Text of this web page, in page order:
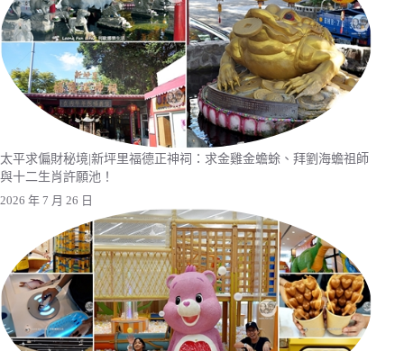
太平求偏財秘境|新坪里福德正神祠：求金雞金蟾蜍、拜劉海蟾祖師
與十二生肖許願池！
2026 年 7 月 26 日